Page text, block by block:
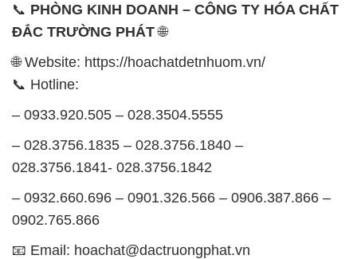
📞 PHÒNG KINH DOANH – CÔNG TY HÓA CHẤT
ĐẮC TRƯỜNG PHÁT🌐
🌐 Website: https://hoachatdetnhuom.vn/
📞 Hotline:
– 0933.920.505 – 028.3504.5555
– 028.3756.1835 – 028.3756.1840 –
028.3756.1841- 028.3756.1842
– 0932.660.696 – 0901.326.566 – 0906.387.866 –
0902.765.866
📧 Email: hoachat@dactruongphat.vn